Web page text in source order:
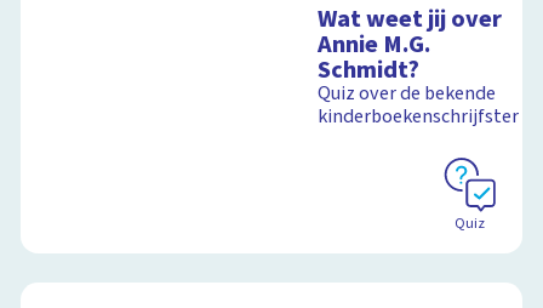
Wat weet jij over
Annie M.G.
Schmidt?
Quiz over de bekende
kinderboekenschrijfster
Quiz